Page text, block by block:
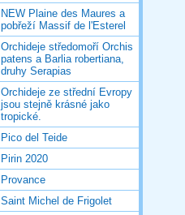
NEW Plaine des Maures a
pobřeží Massif de l'Esterel
Orchideje středomoří Orchis
patens a Barlia robertiana,
druhy Serapias
Orchideje ze střední Evropy
jsou stejně krásné jako
tropické.
Pico del Teide
Pirin 2020
Provance
Saint Michel de Frigolet